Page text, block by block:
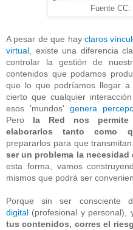
Fuente CC:
A pesar de que hay claros
virtual , existe una diferencia
controlar la gestión de
contenidos que podamos
que lo que podríamos llegar
cierto que cualquier
esos 'mundos'genera
Pero la Red nos
elaborarlos tanto como
prepararlos para que
ser un problema la
esta forma, vamos
mismos que podrá ser
Porque sin ser consciente
digital (profesional y personal),
tus contenidos, corres el